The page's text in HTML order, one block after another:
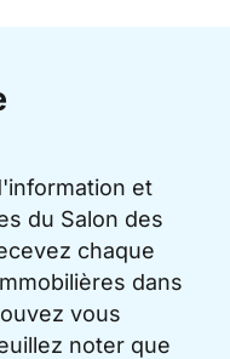
et
du Salon des
chaque
dans
vous
noter que